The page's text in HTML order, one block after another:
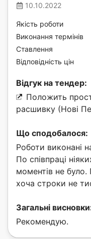
10.10.2022
Якість роботи
Виконання термінів
Ставлення
Відповідність цін
Відгук на тендер:
Положить
расшивку (Нові
Що сподобалося:
Роботи виконані
По співпраці
моментів не було.
хоча строки не
Загальні
Рекомендую.